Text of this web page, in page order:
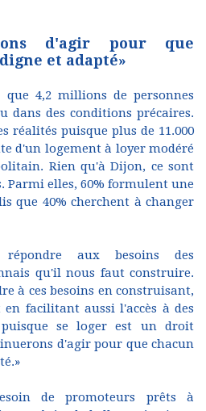
d'agir pour que
et adapté»
que 4,2 millions de personnes
dans des conditions précaires.
réalités puisque plus de 11.000
d'un logement à loyer modéré
Rien qu'à Dijon, ce sont
Parmi elles, 60% formulent une
que 40% cherchent à changer
aux besoins des
qu'il nous faut construire.
à ces besoins en construisant,
facilitant aussi l'accès à des
puisque se loger est un droit
d'agir pour que chacun
de promoteurs prêts à